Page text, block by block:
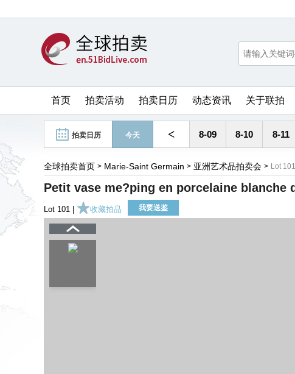
首页 拍卖活动 拍卖日历 动态资讯 关于联拍
拍卖日历 今天 < 8-09 8-10 8-11
全球拍卖首页 > Marie-Saint Germain > 亚洲艺术品拍卖会 > Lot 101
Petit vase me?ping en porcelaine blanche
Lot 101 | 收藏拍品 我要送鉴